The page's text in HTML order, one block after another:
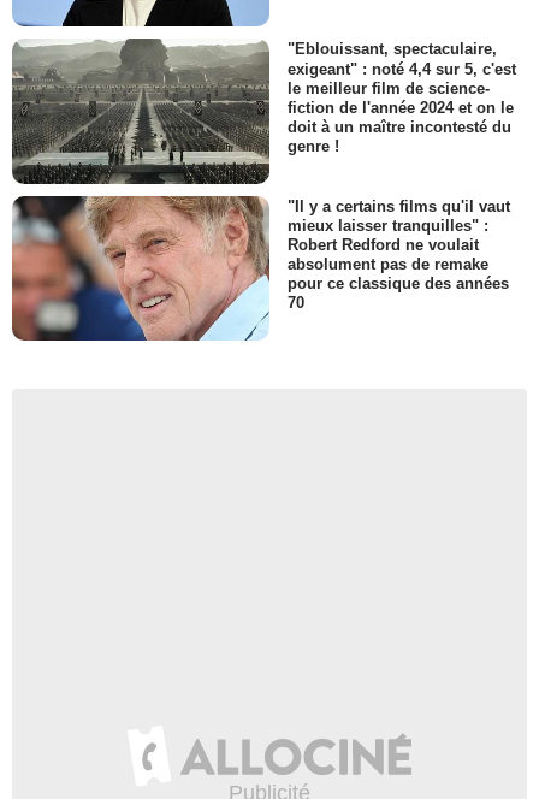
"Eblouissant, spectaculaire,
exigeant" : noté 4,4 sur 5, c'est
le meilleur film de science-
fiction de l'année 2024 et on le
doit à un maître incontesté du
genre !
"Il y a certains films qu'il vaut
mieux laisser tranquilles" :
Robert Redford ne voulait
absolument pas de remake
pour ce classique des années
70